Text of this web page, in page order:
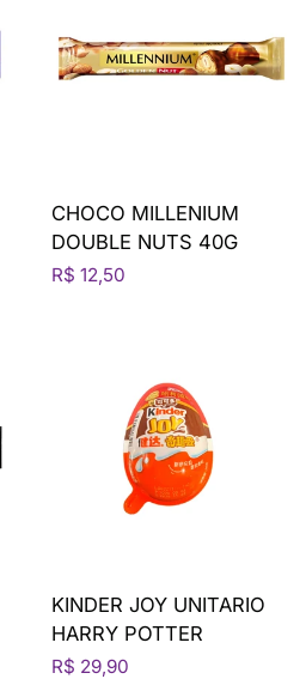
CHOCO MILLENIUM
DOUBLE NUTS 40G
R$ 12,50
KINDER JOY UNITARIO
HARRY POTTER
R$ 29,90